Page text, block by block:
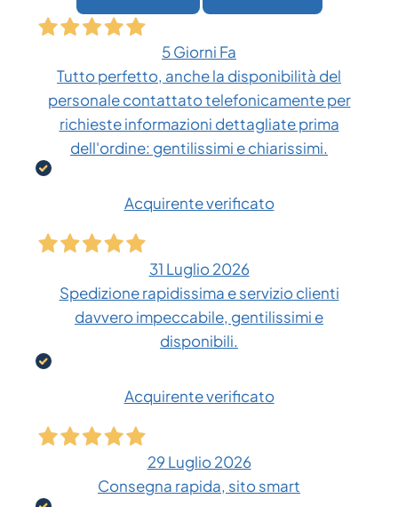
5 Giorni Fa
Tutto perfetto, anche la disponibilità del
personale contattato telefonicamente per
richieste informazioni dettagliate prima
dell'ordine: gentilissimi e chiarissimi.
Acquirente verificato
31 Luglio 2026
Spedizione rapidissima e servizio clienti
davvero impeccabile, gentilissimi e
disponibili.
Acquirente verificato
29 Luglio 2026
Consegna rapida, sito smart